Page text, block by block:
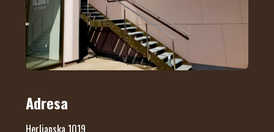
Adresa
Herlianska 1019